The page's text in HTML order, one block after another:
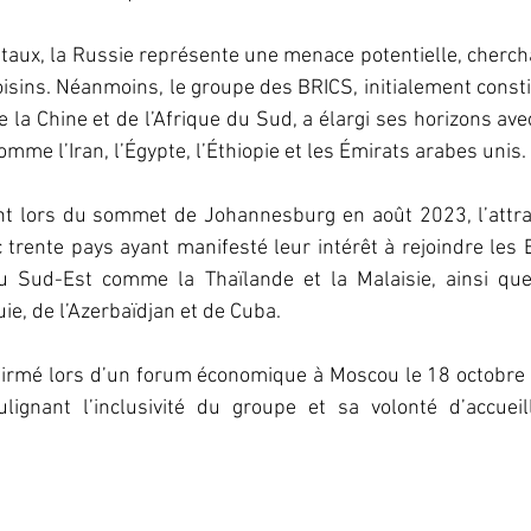
la Russie représente une menace potentielle,
Néanmoins, le groupe des BRICS, initialement
la Chine et de l’Afrique du Sud, a élargi ses horizons
l’Iran, l’Égypte, l’Éthiopie et les Émirats arabes unis.
lors du sommet de Johannesburg en août 2023,
trente pays ayant manifesté leur intérêt à rejoindre les
Sud-Est comme la Thaïlande et la Malaisie, ainsi
de l’Azerbaïdjan et de Cuba.
lors d’un forum économique à Moscou le 18
l’inclusivité du groupe et sa volonté